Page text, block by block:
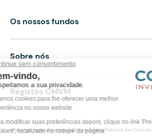
Os nossos fundos
Sobre nós
Registos CMVM
Menções legaisPolítica de PrivacidadePolítica de Cookies